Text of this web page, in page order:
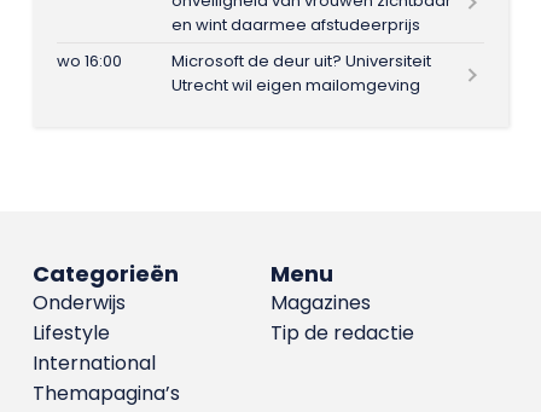
en wint daarmee afstudeerprijs
wo 16:00
Microsoft de deur uit? Universiteit
Utrecht wil eigen mailomgeving
Menu
Magazines
Tip de redactie
Categorieën
Onderwijs
Lifestyle
International
Themapagina’s